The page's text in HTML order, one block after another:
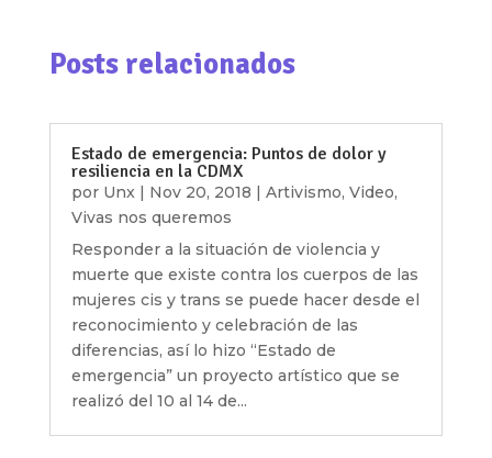
Posts relacionados
Estado de emergencia: Puntos de dolor y
resiliencia en la CDMX
por Unx| Nov 20, 2018 Artivismo, Video,
Vivas nos queremos
Responder a la situación de violencia y
muerte que existe contra los cuerpos de las
mujeres cis y trans se puede hacer desde el
reconocimiento y celebración de las
diferencias, así lo hizo “Estado de
emergencia” un proyecto artístico que se
realizó del 10 al 14 de...